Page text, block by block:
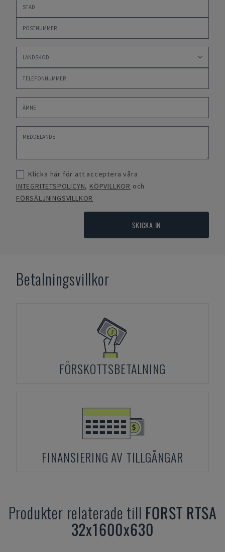
Klicka här för att acceptera våra
INTEGRITETSPOLICYN, KÖPVILLKOR och
FÖRSÄLJNINGSVILLKOR
SKICKA IN
Betalningsvillkor
FÖRSKOTTSBETALNING
FINANSIERING AV TILLGÅNGAR
Produkter relaterade till FORST RTSA
32x1600x630